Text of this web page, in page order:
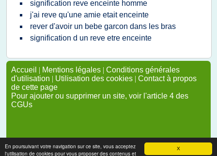
X
En poursuivant votre navigation sur ce site, vous acceptez
l'utilisation de cookies pour vous proposer des contenus et
signification reve enceinte homme
j'ai reve qu'une amie etait enceinte
rever d'avoir un bebe garcon dans les bras
signification d un reve etre enceinte
Accueil | Mentions légales | Conditions générales
d'utilisation | Utilisation des cookies | Contact à propos
de cette page
Pour ajouter ou supprimer un site, voir l'article 4 des
CGUs